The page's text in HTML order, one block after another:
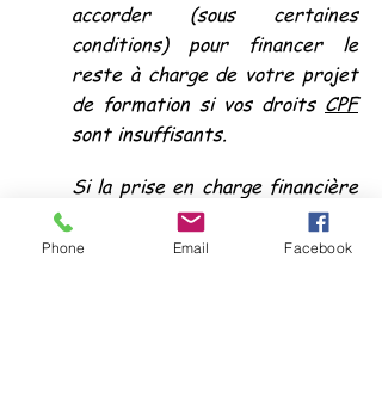
accorder (sous certaines
conditions) pour financer le
reste à charge de votre projet
de formation si vos droits CPF
sont insuffisants.
Si la prise en charge financière
est acceptée par Pôle emploi,
votre inscription en formation
Phone Email Facebook